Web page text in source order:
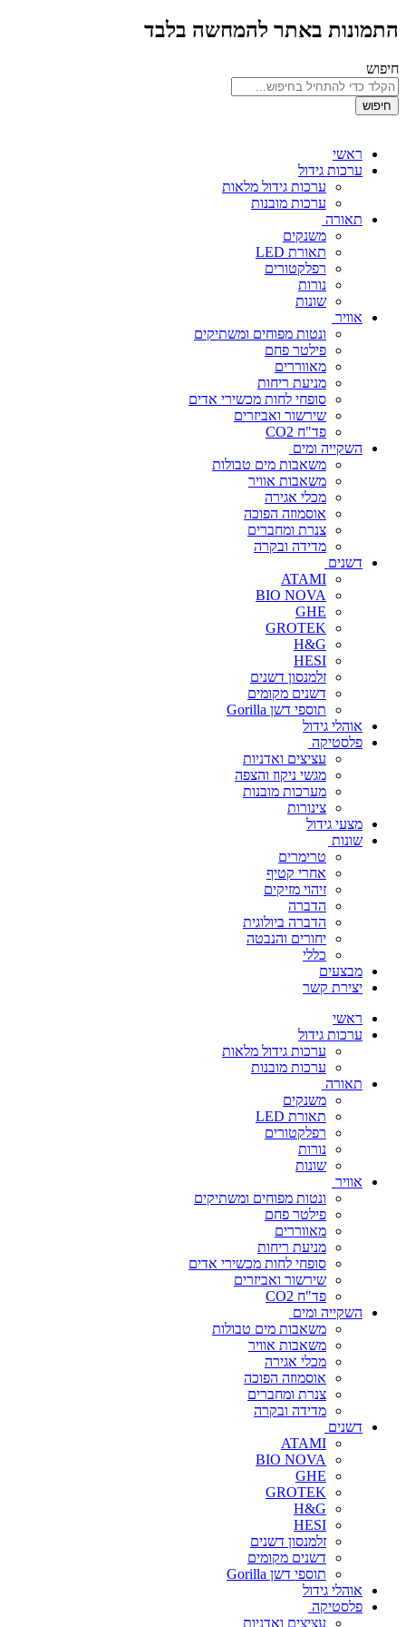
התמונות באתר להמחשה בלבד
חיפוש
חיפוש
ראשי
ערכות גידול
ערכות גידול מלאות
ערכות מובנות
תאורה
משנקים
תאורת LED
רפלקטורים
נורות
שונות
אוויר
ונטות מפוחים ומשתיקים
פילטר פחם
מאווררים
מניעת ריחות
סופחי לחות מכשירי אדים
שירשור ואביזרים
פד"ח CO2
השקייה ומים
משאבות מים טבולות
משאבות אוויר
מכלי אגירה
אוסמוזה הפוכה
צנרת ומחברים
מדידה ובקרה
דשנים
ATAMI
BIO NOVA
GHE
GROTEK
H&G
HESI
זלמנסון דשנים
דשנים מקומים
תוספי דשן Gorilla
אוהלי גידול
פלסטיקה
עציצים ואדניות
מגשי ניקוז והצפה
מערכות מובנות
צינורות
מצעי גידול
שונות
טרימרים
אחרי קטיף
זיהוי מזיקים
הדברה
הדברה ביולוגית
יחורים והנבטה
כללי
מבצעים
יצירת קשר
ראשי
ערכות גידול
ערכות גידול מלאות
ערכות מובנות
תאורה
משנקים
תאורת LED
רפלקטורים
נורות
שונות
אוויר
ונטות מפוחים ומשתיקים
פילטר פחם
מאווררים
מניעת ריחות
סופחי לחות מכשירי אדים
שירשור ואביזרים
פד"ח CO2
השקייה ומים
משאבות מים טבולות
משאבות אוויר
מכלי אגירה
אוסמוזה הפוכה
צנרת ומחברים
מדידה ובקרה
דשנים
ATAMI
BIO NOVA
GHE
GROTEK
H&G
HESI
זלמנסון דשנים
דשנים מקומים
תוספי דשן Gorilla
אוהלי גידול
פלסטיקה
עציצים ואדניות